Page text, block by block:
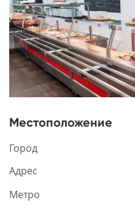
Местоположение
Город
Адрес
Метро